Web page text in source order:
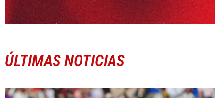
ÚLTIMAS NOTICIAS